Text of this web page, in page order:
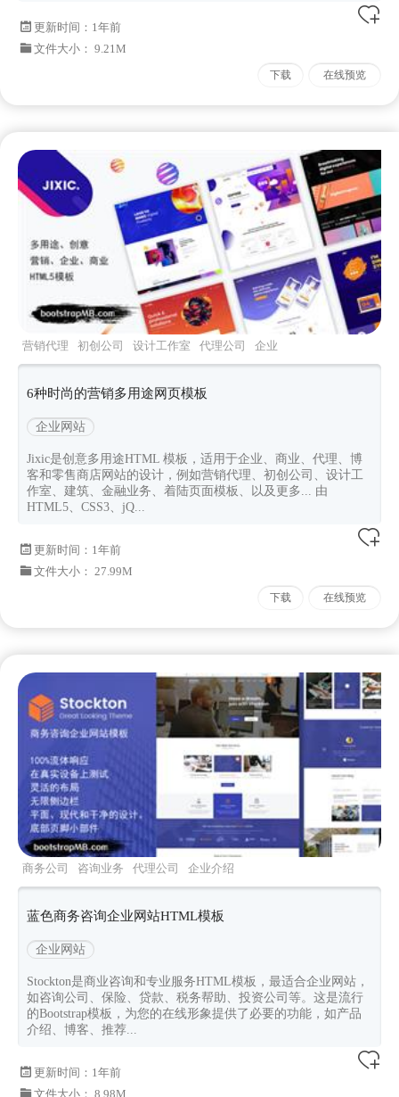
更新时间： 1年前
文件大小： 9.21M
下载 在线预览
营销代理 初创公司 设计工作室 代理公司 企业
6种时尚的营销多用途网页模板
企业网站
Jixic是创意多用途HTML 模板，适用于企业、商业、代理、博
客和零售商店网站的设计，例如营销代理、初创公司、设计工
作室、建筑、金融业务、着陆页面模板、以及更多... 由
HTML5、CSS3、jQ...
更新时间： 1年前
文件大小： 27.99M
下载 在线预览
商务公司 咨询业务 代理公司
企业介绍
bootstrap3主题
蓝色商务咨询企业网站HTML模板
企业网站
Stockton是商业咨询和专业服务HTML模板，最适合企业网站，
如咨询公司、保险、贷款、税务帮助、投资公司等。这是流行
的Bootstrap模板，为您的在线形象提供了必要的功能，如产品
介绍、博客、推荐...
更新时间： 1年前
文件大小： 8.98M